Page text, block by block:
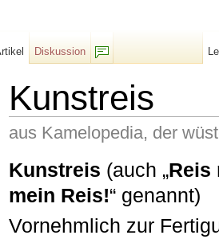
Kunstreis
aus Kamelopedia, der
Kunstreis (auch „Reis
mein Reis!“ genannt)
Vornehmlich zur
Diskussion